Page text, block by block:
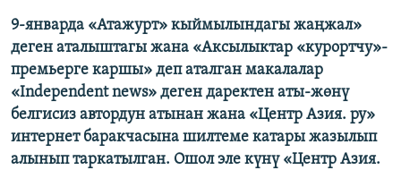
ЭЖЕ-СИҢДИЛЕР
ЫҢГАЙСЫЗ СУРООЛОР
ОНЛАЙН ШЕРИНЕ
ЭЕ/АРнун бардык сайттары
9-январда «Атажурт» кыймылындагы жаңжал»
деген аталыштагы жана «Аксылыктар «курортчу»-
премьерге каршы» деп аталган макалалар
«Independent news» деген даректен аты-жөнү
белгисиз автордун атынан жана «Центр Азия. ру»
интернет баракчасына шилтеме катары жазылып
алынып таркатылган. Ошол эле күнү «Центр Азия.